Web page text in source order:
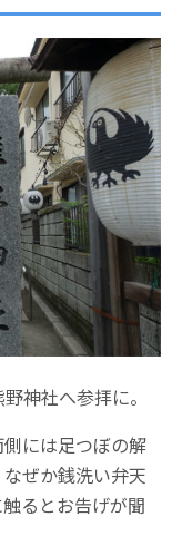
神社へ参拝に。
には足つぼの解
ぜか銭洗い弁天
るとお告げが聞